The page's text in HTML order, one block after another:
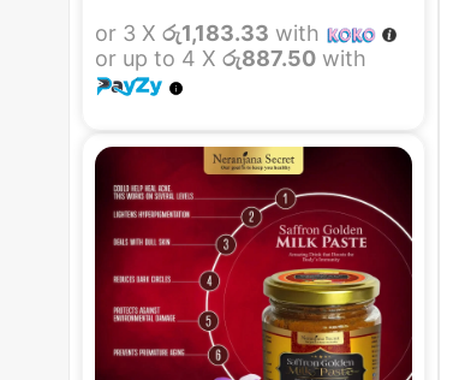
or 3 X රු1,183.33 with
or up to 4 X රු887.50 with